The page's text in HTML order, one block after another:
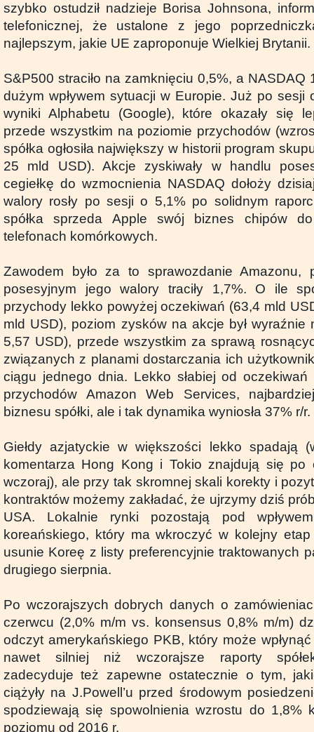
szybko ostudził nadzieje Borisa Johnsona,
telefonicznej, że ustalone z jego
najlepszym, jakie UE zaproponuje Wielkiej Brytanii.
S&P500 straciło na zamknięciu 0,5%, a NASDAQ
dużym wpływem sytuacji w Europie. Już po sesji
wyniki Alphabetu (Google), które okazały się
przede wszystkim na poziomie przychodów
spółka ogłosiła największy w historii program
25 mld USD). Akcje zyskiwały w handlu
cegiełkę do wzmocnienia NASDAQ dołoży
walory rosły po sesji o 5,1% po solidnym
spółka sprzeda Apple swój biznes chipów
telefonach komórkowych.
Zawodem było za to sprawozdanie
posesyjnym jego walory traciły 1,7%. O ile
przychody lekko powyżej oczekiwań (63,4 mld
mld USD), poziom zysków na akcje był wyraźnie
5,57 USD), przede wszystkim za sprawą
związanych z planami dostarczania ich
ciągu jednego dnia. Lekko słabiej od oczekiwań
przychodów Amazon Web Services,
biznesu spółki, ale i tak dynamika wyniosła 37% r/r.
Giełdy azjatyckie w większości lekko spadają
komentarza Hong Kong i Tokio znajdują się po
wczoraj), ale przy tak skromnej skali korekty i
kontraktów możemy zakładać, że ujrzymy dziś
USA. Lokalnie rynki pozostają pod
koreańskiego, który ma wkroczyć w kolejny
usunie Koreę z listy preferencyjnie traktowanych
drugiego sierpnia.
Po wczorajszych dobrych danych o
czerwcu (2,0% m/m vs. konsensus 0,8% m/m)
odczyt amerykańskiego PKB, który może
nawet silniej niż wczorajsze raporty
zadecyduje też zapewne ostatecznie o tym,
ciążyły na J.Powell’u przed środowym
spodziewają się spowolnienia wzrostu do 1,8%
poziomu od 2016 r.